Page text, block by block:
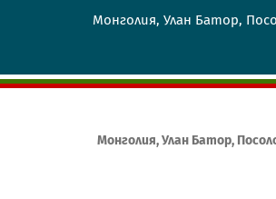
Монголия, Улан Батор,
Монголия, Улан Батор,